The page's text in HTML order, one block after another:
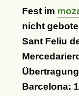
Fest im
nicht
Sant Feliu
Barcelona: